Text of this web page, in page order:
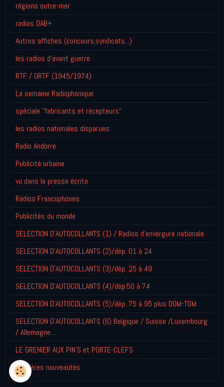
régions outre-mer
radios DAB+
Autres affiches (concours,syndicats...)
les radios d'avant guerre
RTF / ORTF (1945/1974)
La semaine Radiophonique
spéciale "fabricants et récepteurs"
les radios nationales disparues
Radio Andorre
Publicité urbaine
vu dans la presse écrite
Radios Francophones
Publicités du monde
SELECTION D'AUTOCOLLANTS (1) / Radios d'envergure nationale
SELECTION D'AUTOCOLLANTS (2)/dép. 01 à 24
SELECTION D'AUTOCOLLANTS (3)/dép. 25 à 49
SELECTION D'AUTOCOLLANTS (4)/dép.50 à 74
SELECTION D'AUTOCOLLANTS (5)/dép. 75 à 95 plus DOM-TOM
SELECTION D'AUTOCOLLANTS (6) Belgique / Suisse /Luxembourg
/ Allemagne....
LE GRENIER AUX PIN'S et PORTE-CLEFS
Derniéres nouveautés